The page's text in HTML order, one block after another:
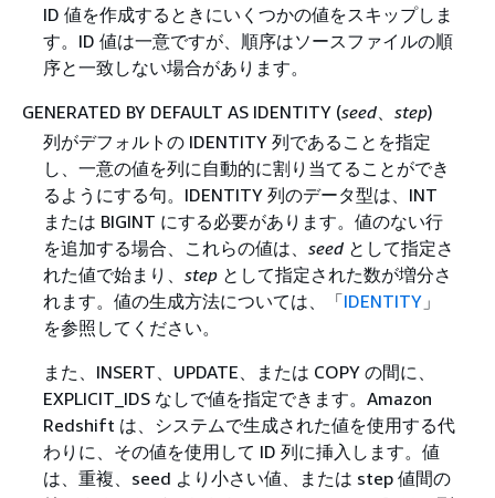
ID 値を作成するときにいくつかの値をスキップしま
す。ID 値は一意ですが、順序はソースファイルの順
序と一致しない場合があります。
GENERATED BY DEFAULT AS IDENTITY (seed step)
列がデフォルトの IDENTITY 列であることを指定
し、一意の値を列に自動的に割り当てることができ
るようにする句。IDENTITY 列のデータ型は、INT
または BIGINT にする必要があります。値のない行
を追加する場合、これらの値は、 seedとして指定さ
れた値で始まり、 stepとして指定された数が増分さ
れます。値の生成方法については、「IDENTITY」
を参照してください。
また、INSERT、UPDATE、または COPY の間に、
EXPLICIT_IDS なしで値を指定できます。Amazon
Redshift は、システムで生成された値を使用する代
わりに、その値を使用して ID 列に挿入します。値
は、重複、seed より小さい値、または step 値間の